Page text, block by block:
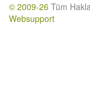
© 2009-26 Tüm
Websupport